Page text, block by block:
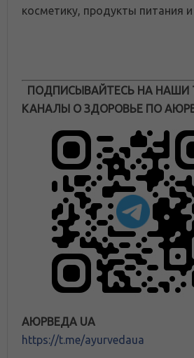
косметику, продукты питания
ПОДПИСЫВАЙТЕСЬ НА НАШИ
КАНАЛЫ О ЗДОРОВЬЕ ПО
АЮРВЕДА UA
https://t.me/ayurvedaua